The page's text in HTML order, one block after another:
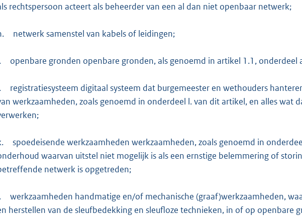
rechtspersoon acteert als beheerder van een al dan niet openbaar netwerk;
netwerk samenstel van kabels of leidingen;
openbare gronden openbare gronden, als genoemd in artikel 1.1, onderdeel
registratiesysteem digitaal systeem dat burgemeester en wethouders
werkzaamheden, zoals genoemd in onderdeel l. van dit artikel, en alles wat
spoedeisende werkzaamheden werkzaamheden, zoals genoemd in
waarvan uitstel niet mogelijk is als een ernstige belemmering of
netwerk is opgetreden;
werkzaamheden handmatige en/of mechanische (graaf)werkzaamheden,
herstellen van de sleufbedekking en sleufloze technieken, in of op openbare